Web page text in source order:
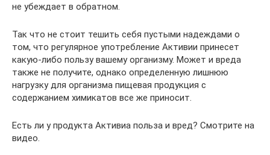
не убеждает в обратном.
Так что не стоит тешить себя пустыми надеждами о
том, что регулярное употребление Активии принесет
какую-либо пользу вашему организму. Может и вреда
также не получите, однако определенную лишнюю
нагрузку для организма пищевая продукция с
содержанием химикатов все же приносит.
Есть ли у продукта Активиа польза и вред? Смотрите на
видео.